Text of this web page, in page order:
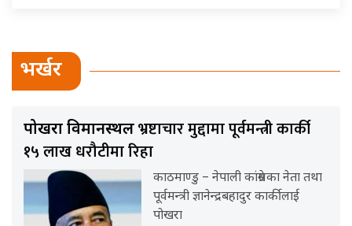
भर्खर
पोखरा विमानस्थलभ्रष्टाचार मुद्दामा पूर्वमन्त्री कार्की
१५ लाख धरौटीमा रिहा
काठमाण्डु – नेपाली कांग्रेसका नेता तथा
पूर्वमन्त्री ज्ञानेन्द्रबहादुर कार्कीलाई
पोखरा